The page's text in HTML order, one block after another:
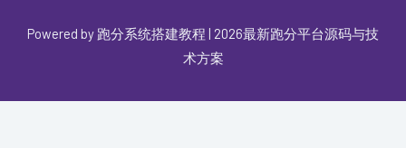
Powered by 跑分系统搭建教程 | 2026最新跑分平台源码与技
术方案